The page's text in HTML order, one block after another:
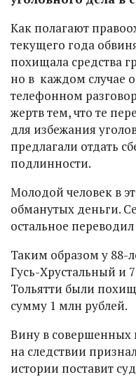
Как полагают
текущего года
похищала средства
но в каждом случае
телефонном
жертв тем, что те
для избежания
предлагали отдать
подлинности.
Молодой человек в
обманутых деньги.
остальное
Таким образом у 88-
Гусь-Хрустальный и
Тольятти были
сумму 1 млн рублей.
Вину в совершенных
на следствии
истории поставит